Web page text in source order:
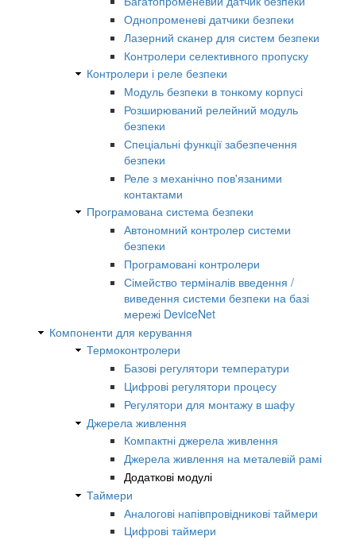
Однопроменеві датчики безпеки
Лазерний сканер для систем безпеки
Контролери селективного пропуску
Контролери і реле безпеки
Модуль безпеки в тонкому корпусі
Розширюваний релейний модуль
безпеки
Спеціальні функції забезпечення
безпеки
Реле з механічно пов'язаними
контактами
Програмована система безпеки
Автономний контролер системи
безпеки
Програмовані контролери
Сімейство терміналів введення /
виведення системи безпеки на базі
мережі DeviceNet
Компоненти для керування
Термоконтролери
Базові регулятори температури
Цифрові регулятори процесу
Регулятори для монтажу в шафу
Джерела живлення
Компактні джерела живлення
Джерела живлення на металевій рамі
Додаткові модулі
Таймери
Аналогові напівпровідникові таймери
Цифрові таймери